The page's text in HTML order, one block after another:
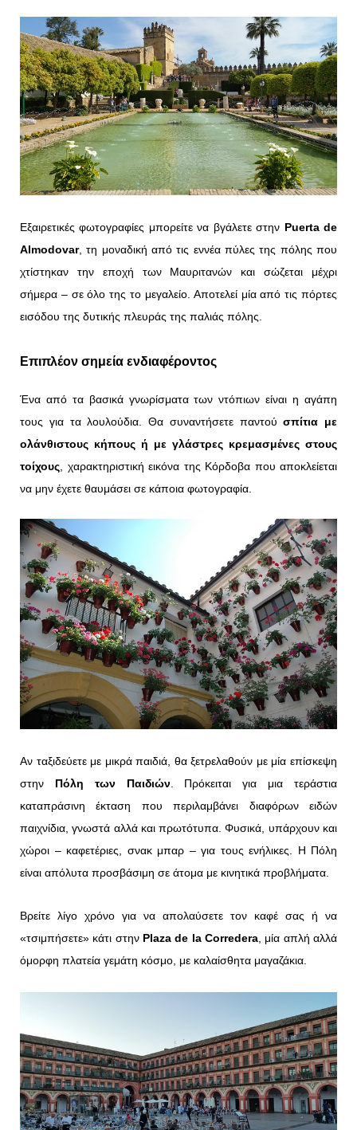
Εξαιρετικές φωτογραφίες μπορείτε να βγάλετε στην Puerta de
Almodovar, τη μοναδική από τις εννέα πύλες της πόλης που
χτίστηκαν την εποχή των Μαυριτανών και σώζεται μέχρι
σήμερα – σε όλο της το μεγαλείο. Αποτελεί μία από τις πόρτες
εισόδου της δυτικής πλευράς της παλιάς πόλης.
Επιπλέον σημεία ενδιαφέροντος
Ένα από τα βασικά γνωρίσματα των ντόπιων είναι η αγάπη
τους για τα λουλούδια. Θα συναντήσετε παντούσπίτια με
ολάνθιστους κήπους ή με γλάστρες κρεμασμένες στους
τοίχους , χαρακτηριστική εικόνα της Κόρδοβα που αποκλείεται
να μην έχετε θαυμάσει σε κάποια φωτογραφία.
Αν ταξιδεύετε με μικρά παιδιά, θα ξετρελαθούν με μία επίσκεψη
στην Πόλη των Παιδιών. Πρόκειται για μια τεράστια
καταπράσινη έκταση που περιλαμβάνει διαφόρων ειδών
παιχνίδια, γνωστά αλλά και πρωτότυπα. Φυσικά, υπάρχουν και
χώροι – καφετέριες, σνακ μπαρ – για τους ενήλικες. Η Πόλη
είναι απόλυτα προσβάσιμη σε άτομα με κινητικά προβλήματα.
Βρείτε λίγο χρόνο για να απολαύσετε τον καφέ σας ή να
«τσιμπήσετε» κάτι στην Plaza de la Corredera, μία απλή αλλά
όμορφη πλατεία γεμάτη κόσμο, με καλαίσθητα μαγαζάκια.